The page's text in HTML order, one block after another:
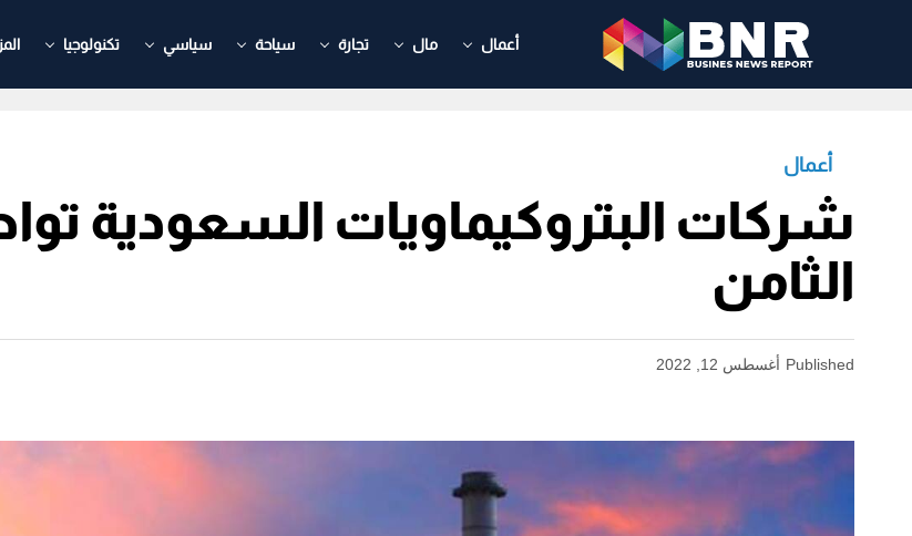
أعمال مال تجارة سياحة سياسي تكنولوجيا
أعمال
شركات البتروكيماويات السعودية
الثامن
Published أغسطس 12, 2022